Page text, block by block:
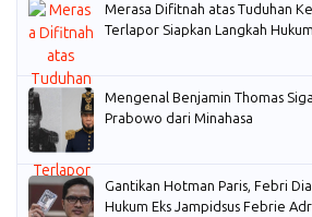
Merasa Difitnah atas Tuduhan
Terlapor Siapkan Langkah Hukum
Mengenal Benjamin Thomas
Prabowo dari Minahasa
Gantikan Hotman Paris, Febri
Hukum Eks Jampidsus Febrie